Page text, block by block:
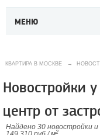
МЕНЮ
КВАРТИРА В МОСКВЕ →
Новостройки
центр от
Найдено 30 новостройки
2